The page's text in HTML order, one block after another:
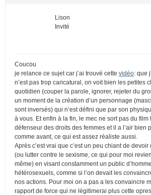
Lison
Invité
Coucou
je relance ce sujet car j’ai trouvé cette vidéo: que
n’est pas trop caricatural, on voit bien les petites
quotidien (couper la parole, ignorer, rejeter du
un moment de la création d’un personnage
sont inversés) qui n’est défini que par son
à vous. Et enfin à la fin, le mec ne sort pas du film
défenseur des droits des femmes et il a l’air bien
comme avant, ce qui est assez réaliste aussi.
Après c’est vrai que c’est un peu chiant de
(ou lutter contre le sexisme, ce qui pour moi
même) en visant constamment un public
hétérosexuels, comme si l’on devait les
nos actions. Pour moi on a pas a les convaincre
rapport de force qui ne légitimerai plus cette